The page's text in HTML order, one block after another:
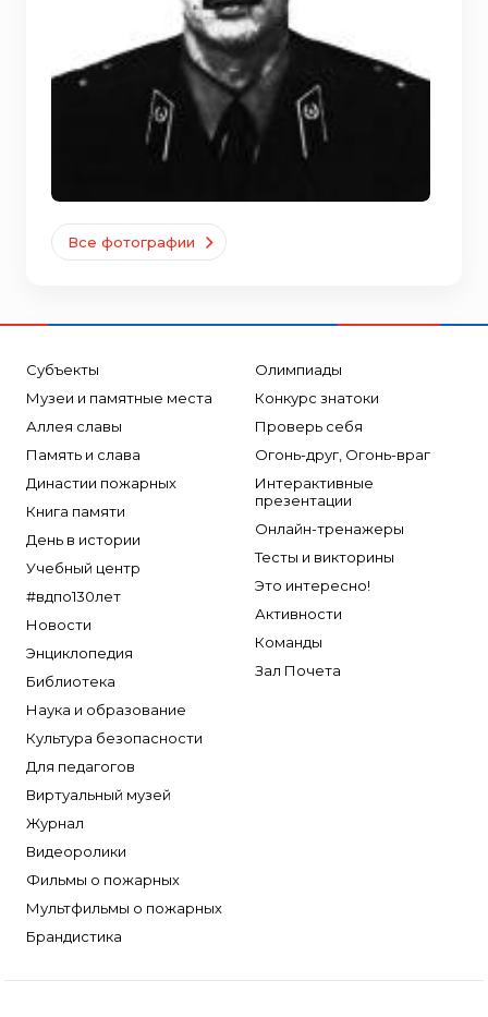
Все фотографии
Субъекты
Музеи и памятные места
Аллея славы
Память и слава
Династии пожарных
Книга памяти
День в истории
Учебный центр
#вдпо130лет
Новости
Энциклопедия
Библиотека
Наука и образование
Культура безопасности
Для педагогов
Виртуальный музей
Журнал
Видеоролики
Фильмы о пожарных
Мультфильмы о пожарных
Брандистика
Олимпиады
Конкурс знатоки
Проверь себя
Огонь-друг, Огонь-враг
Интерактивные
презентации
Онлайн-тренажеры
Тесты и викторины
Это интересно!
Активности
Команды
Зал Почета